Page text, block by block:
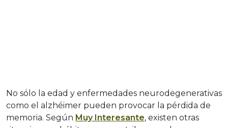
No sólo la edad y enfermedades neurodegenerativas
como el alzhéimer pueden provocar la pérdida de
memoria. Según Muy Interesante, existen otras